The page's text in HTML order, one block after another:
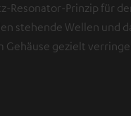
Resonator-Prinzip für
stehende Wellen und
Gehäuse gezielt